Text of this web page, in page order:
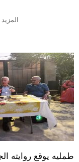
طمليه يوقع روايته